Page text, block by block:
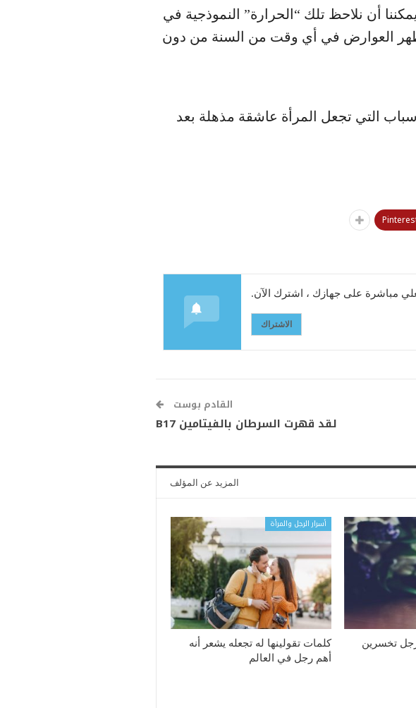
أن نلاحظ تلك “الحرارة” النموذجية في
العوارض في أي وقت من السنة من دون
التي تجعل المرأة عاشقة مذهلة بعد
مباشرة على جهازك ، اشترك الآن.
الاشتراك
القادم بوست
لقد قهرت السرطان بالفيتامين B17
المزيد عن المؤلف
تخسرين
أسرار الرجل والمرأة
كلمات تقولينها له تجعله يشعر أنه
أهم رجل في العالم